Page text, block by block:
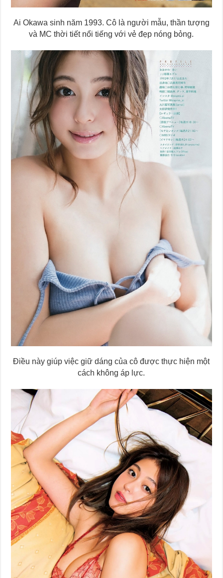
Ai Okawa sinh năm 1993. Cô là người mẫu, thần tượng
và MC thời tiết nổi tiếng với vẻ đẹp nóng bỏng.
Điều này giúp việc giữ dáng của cô được thực hiện một
cách không áp lực.